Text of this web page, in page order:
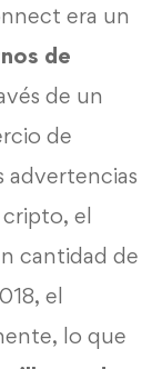
era un
de
de un
de
advertencias
el
cantidad de
el
lo que